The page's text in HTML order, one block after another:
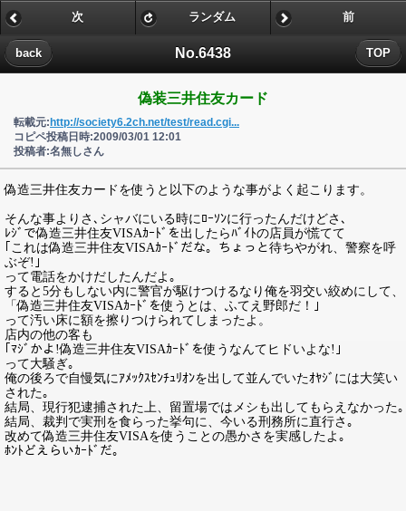
No.6438
back TOP
次 ランダム 前
偽装三井住友カード
転載元: http://society6.2ch.net/test/read.cgi...
コピペ投稿日時:2009/03/01 12:01
投稿者:名無しさん
偽造三井住友カードを使うと以下のような事がよく起こります。
そんな事よりさ､シャバにいる時にﾛｰｿﾝに行ったんだけどさ､
ﾚｼﾞで偽造三井住友VISAｶｰﾄﾞを出したらﾊﾞｲﾄの店員が慌てて
｢これは偽造三井住友VISAｶｰﾄﾞだな。ちょっと待ちやがれ、警察を呼
ぶぞ!｣
って電話をかけだしたんだよ｡
すると5分もしない内に警官が駆けつけるなり俺を羽交い絞めにして、
「偽造三井住友VISAｶｰﾄﾞを使うとは、ふてえ野郎だ！｣
って汚い床に額を擦りつけられてしまったよ。
店内の他の客も
｢ﾏｼﾞかよ!偽造三井住友VISAｶｰﾄﾞを使うなんてヒドいよな!｣
って大騒ぎ｡
俺の後ろで自慢気にｱﾒｯｸｽｾﾝﾁｭﾘｵﾝを出して並んでいたｵﾔｼﾞには大笑い
された｡
結局、現行犯逮捕された上、留置場ではメシも出してもらえなかった｡
結局、裁判で実刑を食らった挙句に、今いる刑務所に直行さ｡
改めて偽造三井住友VISAを使うことの愚かさを実感したよ｡
ﾎﾝﾄどえらいｶｰﾄﾞだ｡